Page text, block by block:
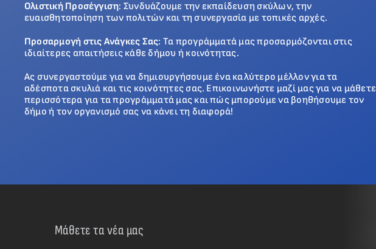
Ολιστική Προσέγγιση: Συνδυάζουμε την εκπαίδευση σκύλων, την
ευαισθητοποίηση των πολιτών και τη συνεργασία με τοπικές αρχές.
Προσαρμογή στις Ανάγκες Σας: Τα προγράμματά μας προσαρμόζονται στις
ιδιαίτερες απαιτήσεις κάθε δήμου ή κοινότητας.
Ας συνεργαστούμε για να δημιουργήσουμε ένα καλύτερο μέλλον για τα
αδέσποτα σκυλιά και τις κοινότητες σας. Επικοινωνήστε μαζί μας για να μάθετε
περισσότερα για τα προγράμματά μας και πώς μπορούμε να βοηθήσουμε τον
δήμο ή τον οργανισμό σας να κάνει τη διαφορά!
Μάθετε τα νέα μας